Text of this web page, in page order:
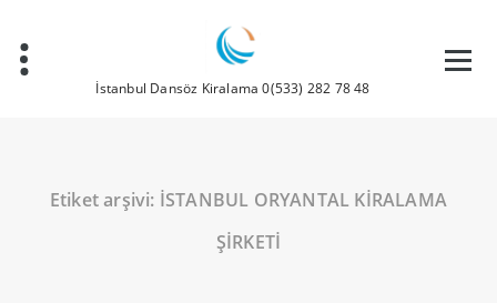
İstanbul Dansöz Kiralama 0(533) 282 78 48
Etiket arşivi: İSTANBUL ORYANTAL KİRALAMA
ŞİRKETİ